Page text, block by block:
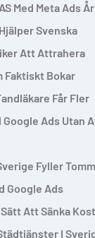
Med Meta Ads
Svenska
Att Attrahera
Faktiskt Bokar
Får Fler
Ads Utan
Fyller
Google Ads
Att Sänka
I